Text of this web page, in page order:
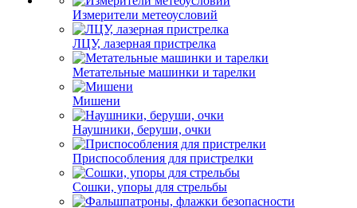
Измерители метеоусловий
ЛЦУ, лазерная пристрелка
Метательные машинки и тарелки
Мишени
Наушники, беруши, очки
Приспособления для пристрелки
Сошки, упоры для стрельбы